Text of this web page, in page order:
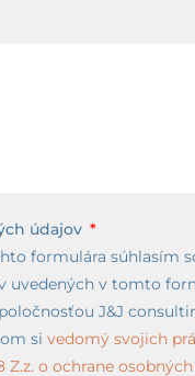
údajov
formulára súhlasím
uvedených v tomto
J&J
si vedomý svojich
Z.z. o ochrane